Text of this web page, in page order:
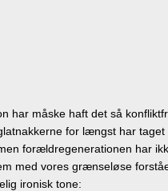
har måske haft det så
for længst har
forældregenerationen har
med vores grænseløse
ironisk tone: